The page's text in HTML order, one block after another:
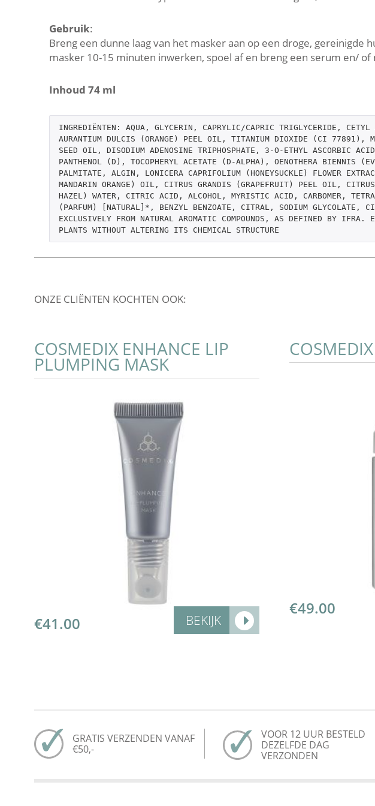
Gebruik:
Breng een dunne laag van het masker aan op een droge, gereinigde
masker 10-15 minuten inwerken, spoel af en breng een serum en/ of
Inhoud 74 ml
INGREDIËNTEN: AQUA, GLYCERIN, CAPRYLIC/CAPRIC TRIGLYCERIDE,
AURANTIUM DULCIS (ORANGE) PEEL OIL, TITANIUM DIOXIDE (CI 77891),
SEED OIL, DISODIUM ADENOSINE TRIPHOSPHATE, 3-O-ETHYL ASCORBIC
PANTHENOL (D), TOCOPHERYL ACETATE (D-ALPHA), OENOTHERA BIENNIS
PALMITATE, ALGIN, LONICERA CAPRIFOLIUM (HONEYSUCKLE) FLOWER
MANDARIN ORANGE) OIL, CITRUS GRANDIS (GRAPEFRUIT) PEEL OIL,
HAZEL) WATER, CITRIC ACID, ALCOHOL, MYRISTIC ACID, CARBOMER,
(PARFUM) [NATURAL]*, BENZYL BENZOATE, CITRAL, SODIUM GLYCOLATE,
EXCLUSIVELY FROM NATURAL AROMATIC COMPOUNDS, AS DEFINED BY IFRA.
PLANTS WITHOUT ALTERING ITS CHEMICAL STRUCTURE
ONZE CLIËNTEN KOCHTEN OOK:
COSMEDIX ENHANCE LIP
PLUMPING MASK
Add to Cart
€41.00 BEKIJK
€49.00
GRATIS VERZENDEN VANAF
€50,-
VOOR 12 UUR BESTELD
DEZELFDE DAG
VERZONDEN